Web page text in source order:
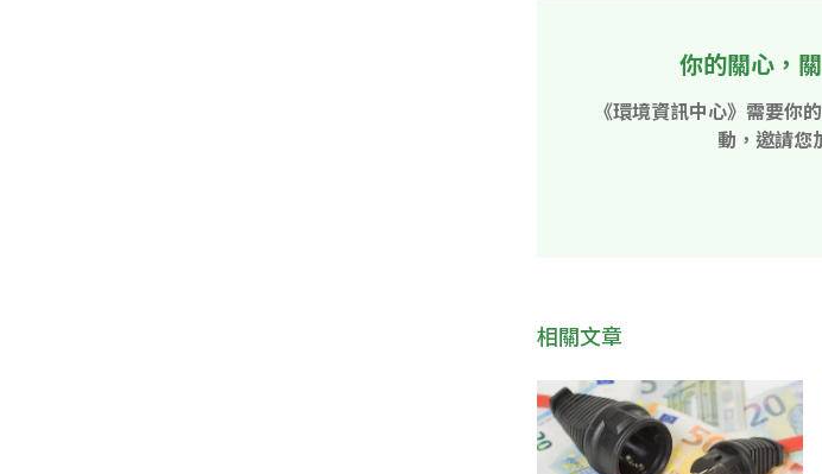
你的關心，
《環境資訊中心》需要你
動，邀請您
相關文章